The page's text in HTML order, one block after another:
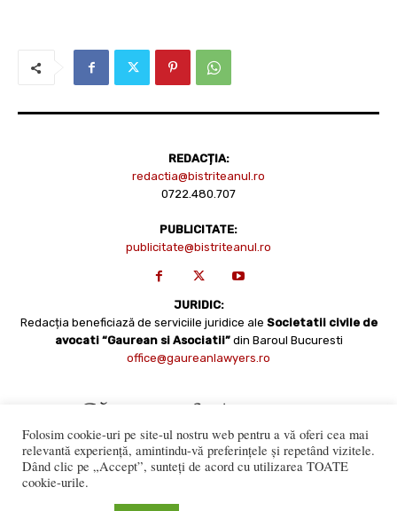
REDACȚIA:
redactia@bistriteanul.ro
0722.480.707
PUBLICITATE:
publicitate@bistriteanul.ro
JURIDIC:
Redacția beneficiază de serviciile juridice ale Societatii civile de
avocati “Gaurean si Asociatii” din Baroul Bucuresti
office@gaureanlawyers.ro
Folosim cookie-uri pe site-ul nostru web pentru a vă oferi cea mai
relevantă experiență, amintindu-vă preferințele și repetând vizitele.
Dând clic pe „Accept”, sunteți de acord cu utilizarea TOATE
cookie-urile.